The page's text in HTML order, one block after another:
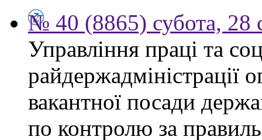
№ 40 (8865) субота, 28
Управління праці та
райдержадміністрації
вакантної посади
по контролю за